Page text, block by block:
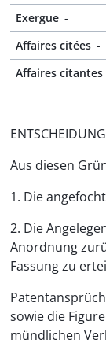
Exergue -
Affaires citées -
Affaires citantes
Aus diesen
1. Die
2. Die
Anordnung
Fassung zu
sowie die
mündlichen